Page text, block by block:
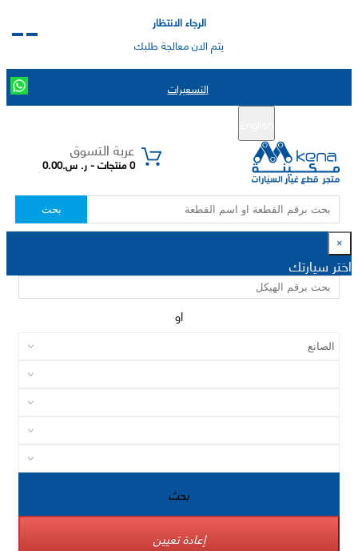
الرجاء الانتظار
يتم الان معالجة طلبك
التسعيرات
عربة التسوق
0 منتجات - ر. س.0.00
بحث
×
اختر سيارتك
او
بحث
إعادة تعيين